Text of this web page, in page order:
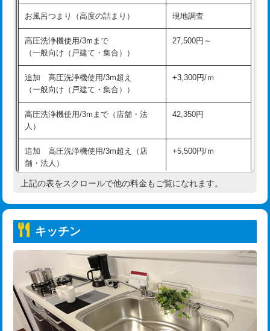
交換・取付(混合水栓（壁付・デッキ
式・ワンホール）)
16,500円+材料費
交換・取付(排水栓・排水トラップ
（P/S/ポップアップ））
22,000円+材料費
交換・取付（その他部品） 11,000円+材料費
持込商品取付（単水栓） 13,200円
持込商品取付（混合水栓）
持込商品取付（浄水器・分岐水栓） 16,500円
持込商品取付（温水洗浄便座） 22,000円
持込商品取付（普通便座⇔温水洗浄便
22,000円
給水管工事※（ホール加工)
給水管工事※（バンド止め) 3,300円
給水管工事※（支持金具設置) 5,500円
給水管工事※（保温材使用（バンド止
め込み）)
5,500円
お風呂つまり（高度の詰まり） 現地調査
高圧洗浄機使用/3mまで
（一般向け（戸建て・集合））
27,500円～
追加 高圧洗浄機使用/3m超え
（一般向け（戸建て・集合））
+3,300円/ｍ
高圧洗浄機使用/3mまで（店舗・法
人）
42,350円
追加 高圧洗浄機使用/3m超え（店
舗・法人）
+5,500円/ｍ
高度高圧洗浄換 現地調査
トーラー機使用/3mまで
追加トーラー機使用/3m超え +3,300円
カメラ調査 33,000円
桝清掃 8,800円
上記の表をスクロールで他の料金もご覧になれます。
キッチン